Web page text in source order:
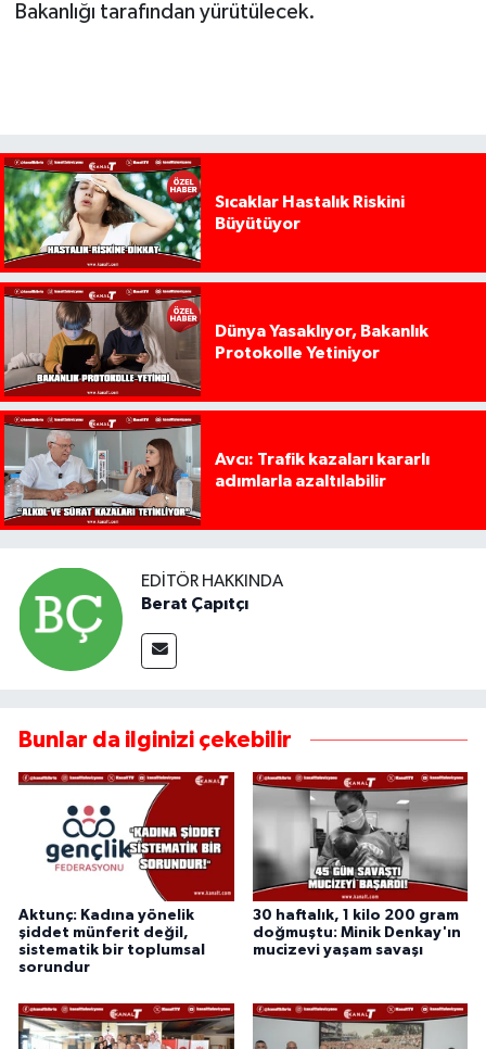
Bakanlığı tarafından yürütülecek.
Sıcaklar Hastalık Riskini
Büyütüyor
Dünya Yasaklıyor, Bakanlık
Protokolle Yetiniyor
Avcı: Trafik kazaları kararlı
adımlarla azaltılabilir
EDITÖR HAKKINDA
Berat Çapıtçı
Bunlar da ilginizi çekebilir
Aktunç: Kadına yönelik
şiddet münferit değil,
sistematik bir toplumsal
sorundur
30 haftalık, 1 kilo 200 gram
doğmuştu: Minik Denkay'ın
mucizevi yaşam savaşı